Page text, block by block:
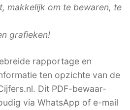
makkelijk om te bewaren, te
grafieken!
rapportage en
ten opzichte van de
Dit PDF-bewaar-
via WhatsApp of e-mail